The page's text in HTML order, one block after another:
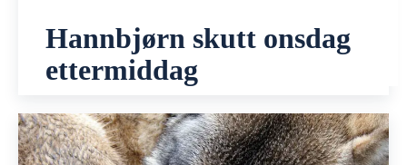
Hannbjørn skutt onsdag
ettermiddag